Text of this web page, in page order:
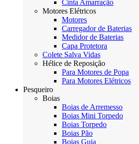
Cinta Amarração
Motores Elétricos
Motores
Carregador de Baterias
Medidor de Baterias
Capa Protetora
Colete Salva Vidas
Hélice de Reposição
Para Motores de Popa
Para Motores Elétricos
Pesqueiro
Boias
Boias de Arremesso
Boias Mini Torpedo
Boias Torpedo
Boias Pão
Boias Guia